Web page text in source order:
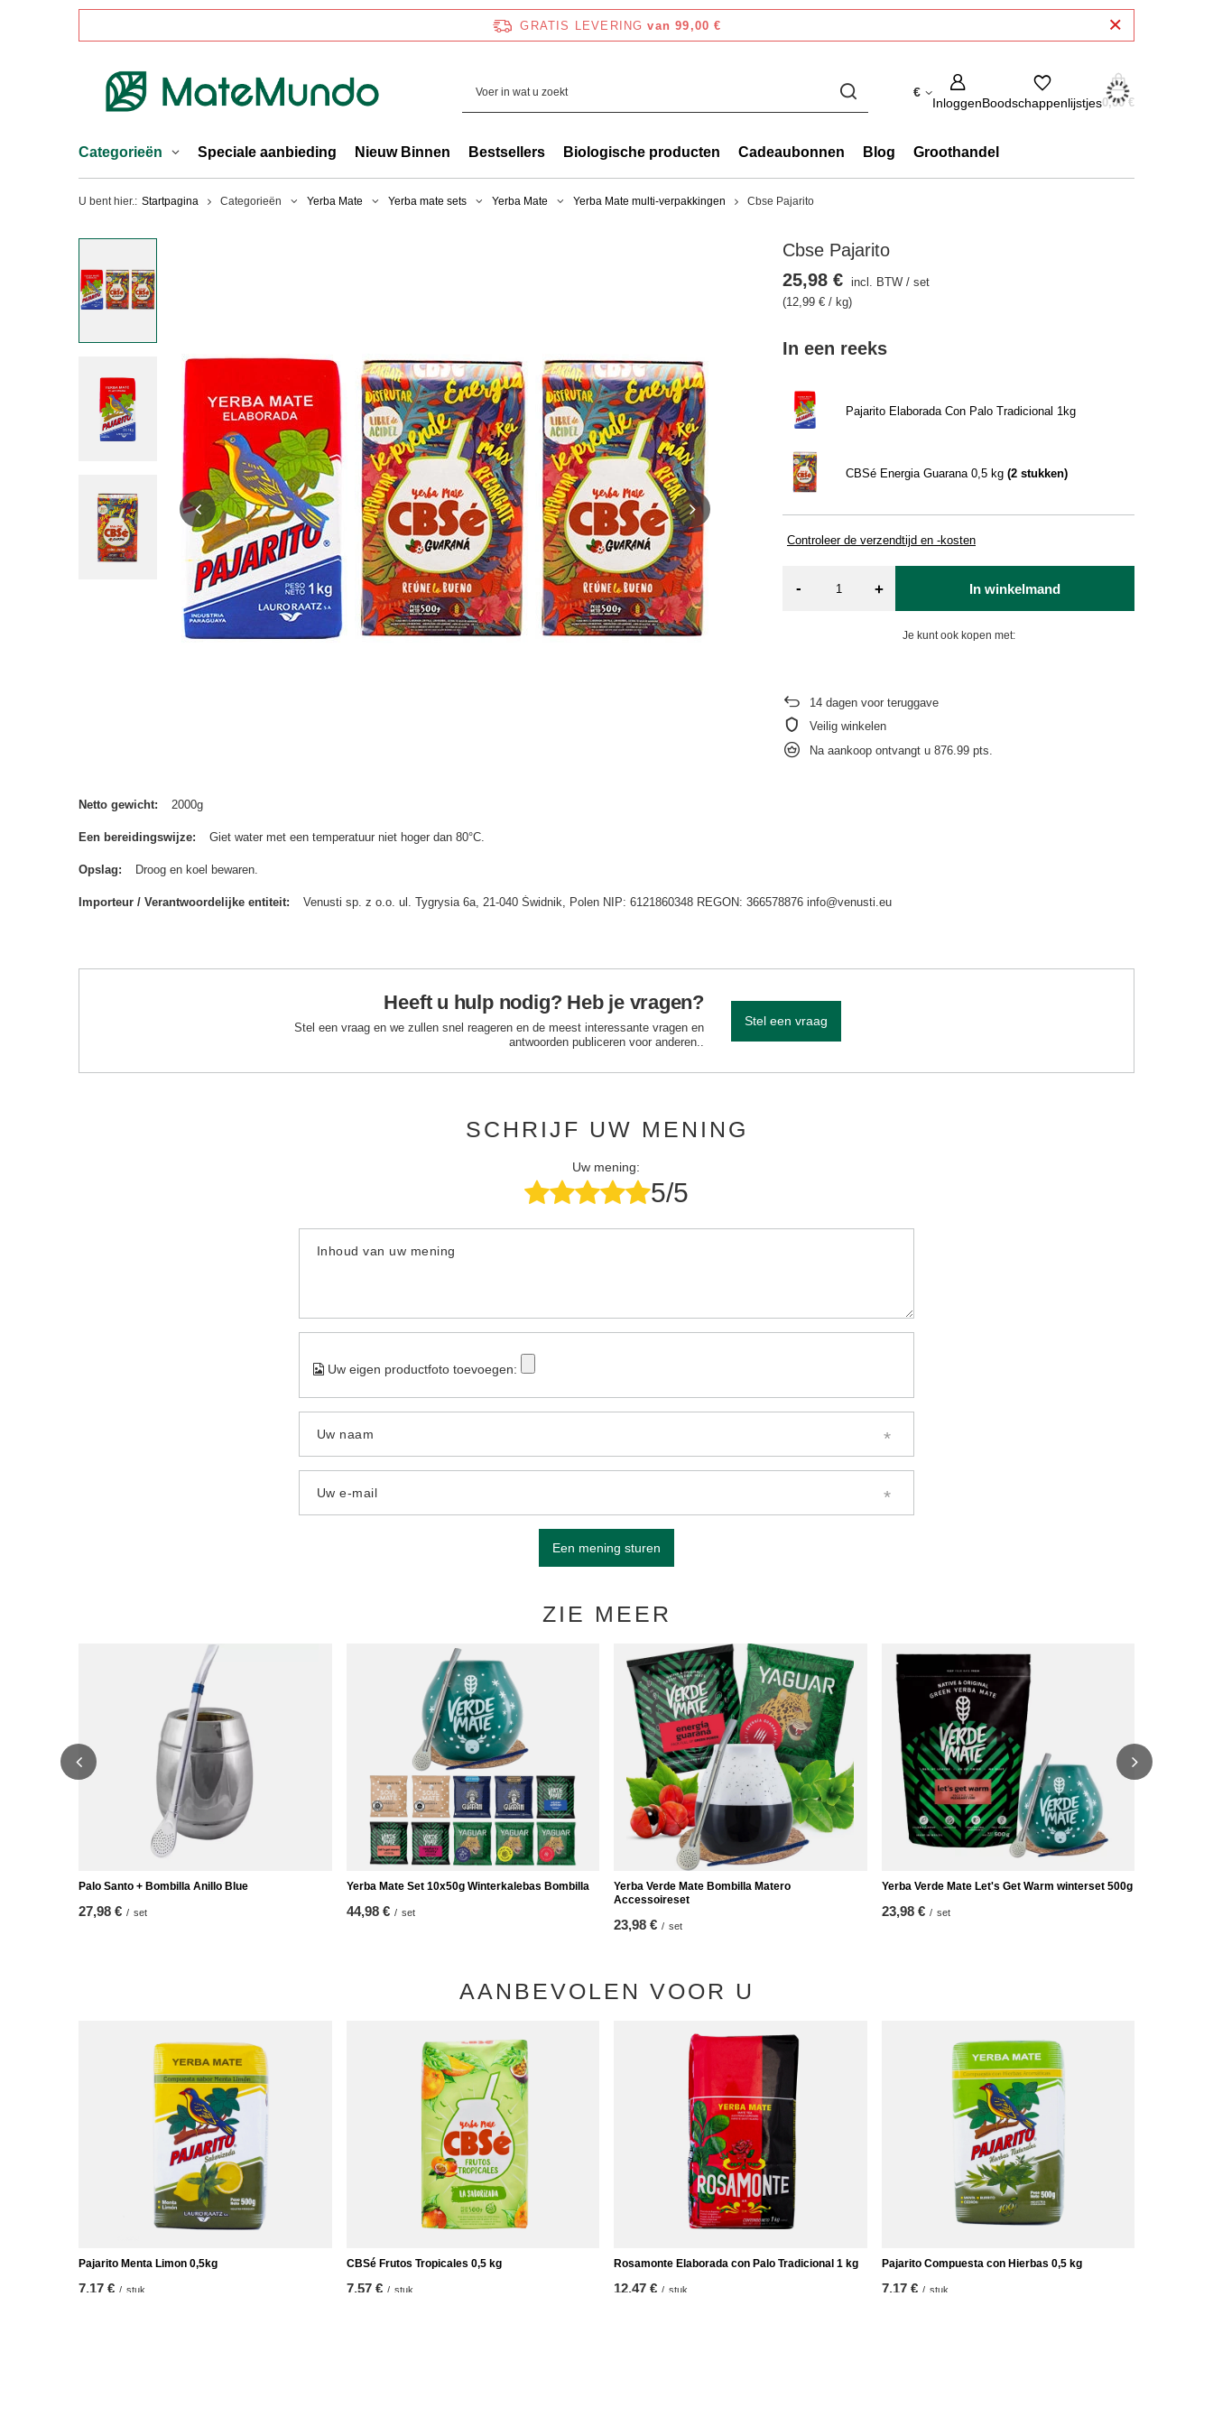
GRATIS LEVERING van 99,00 €
€
InloggenBoodschappenlijstjes0,00 €
Categorieën Speciale aanbieding Nieuw Binnen Bestsellers Biologische producten Cadeaubonnen Blog Groothandel
U bent hier.: Startpagina Categorieën Yerba Mate Yerba mate sets Yerba Mate Yerba Mate multi-verpakkingen Cbse Pajarito
Cbse Pajarito
In een reeks
Pajarito Elaborada Con Palo Tradicional 1kg
CBSé Energia Guarana 0,5 kg (2 stukken)
Controleer de verzendtijd en -kosten
25,98 € incl. BTW /set
(12,99 € / kg)
- + In winkelmand
Je kunt ook kopen met:
14 dagen voor teruggave
Veilig winkelen
Na aankoop ontvangt u876.99 pts.
Netto gewicht 2000g
Een bereidingswijze Giet water met een temperatuur niet hoger dan 80°C.
Opslag Droog en koel bewaren.
Importeur / Verantwoordelijke entiteit Venusti sp. z o.o. ul. Tygrysia 6a, 21-040 Świdnik, Polen NIP: 6121860348 REGON: 366578876 info@venusti.eu
Heeft u hulp nodig? Heb je vragen?
Stel een vraag en we zullen snel reageren en de meest interessante vragen en
antwoorden publiceren voor anderen..
Stel een vraag
SCHRIJF UW MENING
Uw mening:
5/5
Inhoud van uw mening
Uw eigen productfoto toevoegen:
Uw naam
Uw e-mail
Een mening sturen
ZIE MEER
Palo Santo + Bombilla Anillo Blue
27,98 € / set
Yerba Mate Set 10x50g Winterkalebas Bombilla
44,98 € / set
Yerba Verde Mate Bombilla Matero
Accessoireset
23,98 € / set
Yerba Verde Mate Let's Get Warm winterset 500g
23,98 € / set
AANBEVOLEN VOOR U
Pajarito Menta Limon 0,5kg
7,17 € / stuk
CBSé Frutos Tropicales 0,5 kg
7,57 € / stuk
Rosamonte Elaborada con Palo Tradicional 1 kg
12,47 € / stuk
Pajarito Compuesta con Hierbas 0,5 kg
7,17 € / stuk